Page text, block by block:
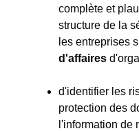
complète et
structure de la
les entreprises
d'affaires
d'identifier les
protection des
l'information de